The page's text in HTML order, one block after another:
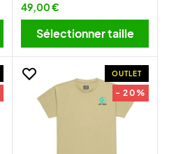
49,00 €
Sélectionner taille
OUTLET
- 20%